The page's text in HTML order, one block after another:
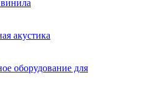
акустика
оборудование для